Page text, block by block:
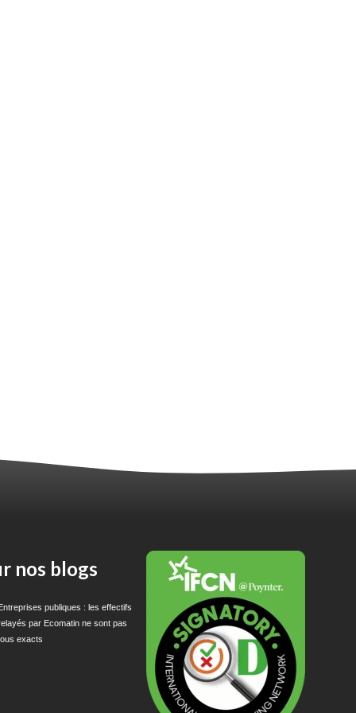
nos blogs
publiques : les effectifs
par Ecomatin ne sont pas
exacts